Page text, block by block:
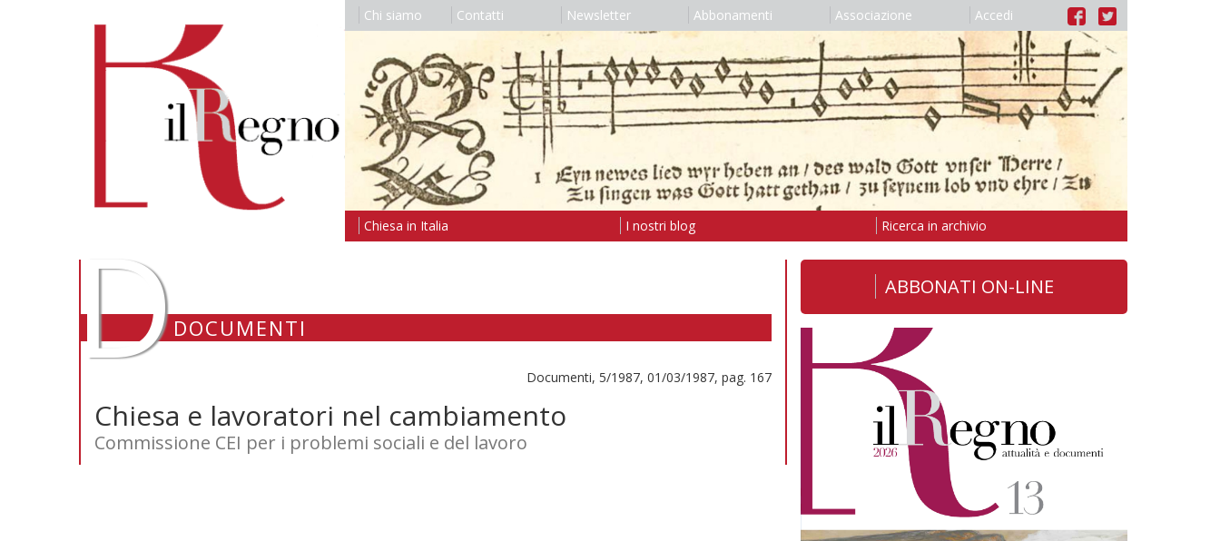
Chi siamo Contatti Newsletter Abbonamenti Associazione Accedi
Chiesa in Italia I nostri blog Ricerca in archivio
DDOCUMENTI
Documenti, 5/1987, 01/03/1987, pag. 167
Chiesa e lavoratori nel cambiamento
Commissione CEI per i problemi sociali e del lavoro
ABBONATI ON-LINE